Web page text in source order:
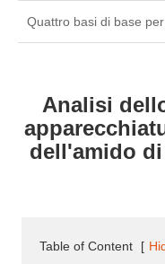
Quattro basi di base per
Analisi
dell'amido
Table of Content [